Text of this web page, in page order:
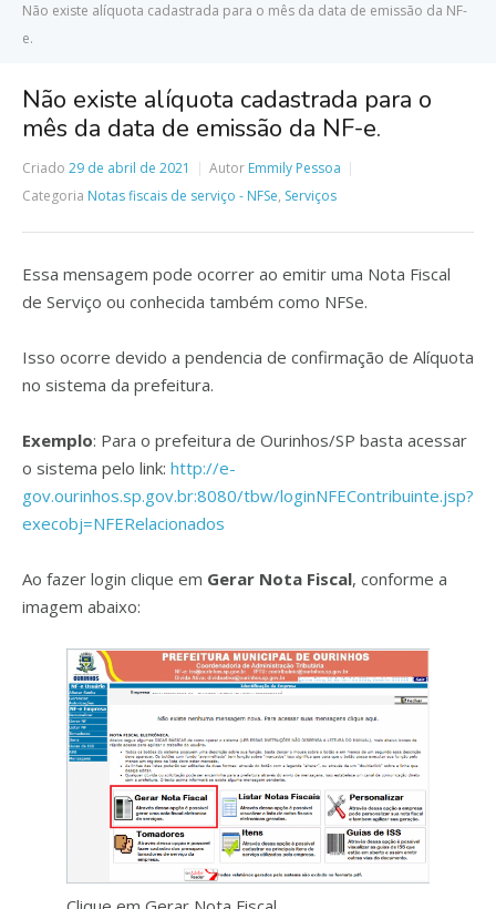
Não existe alíquota cadastrada para o mês da data de emissão da NF-
e.
Não existe alíquota cadastrada para o
mês da data de emissão da NF-e.
Criado 29 de abril de 2021 Autor Emmily Pessoa
Categoria Notas fiscais de serviço - NFSe, Serviços
Essa mensagem pode ocorrer ao emitir uma Nota Fiscal
de Serviço ou conhecida também como NFSe.
Isso ocorre devido a pendencia de confirmação de Alíquota
no sistema da prefeitura.
Exemplo: Para o prefeitura de Ourinhos/SP basta acessar
o sistema pelo link: http://e-
gov.ourinhos.sp.gov.br:8080/tbw/loginNFEContribuinte.jsp?
execobj=NFERelacionados
Ao fazer login clique em Gerar Nota Fiscal, conforme a
imagem abaixo: